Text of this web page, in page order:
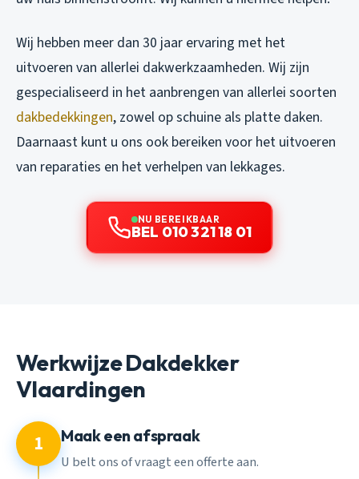
Wij hebben meer dan 30 jaar ervaring met het
uitvoeren van allerlei dakwerkzaamheden. Wij zijn
gespecialiseerd in het aanbrengen van allerlei soorten
dakbedekkingen, zowel op schuine als platte daken.
Daarnaast kunt u ons ook bereiken voor het uitvoeren
van reparaties en het verhelpen van lekkages.
NU BEREIKBAAR
BEL 010 321 18 01
Werkwijze Dakdekker
Vlaardingen
1 Maak een afspraak
U belt ons of vraagt een offerte aan.